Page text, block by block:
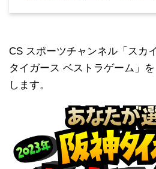
CS スポーツチャンネル「スカ
タイガース ベストラゲーム」
します。